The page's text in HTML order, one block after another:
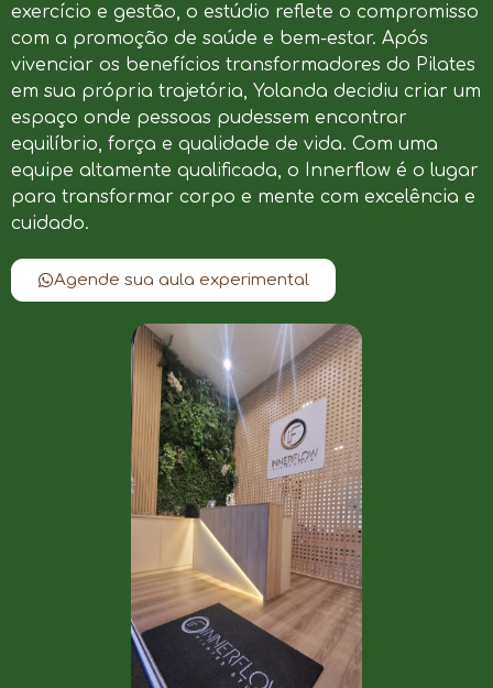
exercício e gestão, o estúdio reflete o compromisso
com a promoção de saúde e bem-estar. Após
vivenciar os benefícios transformadores do Pilates
em sua própria trajetória, Yolanda decidiu criar um
espaço onde pessoas pudessem encontrar
equilíbrio, força e qualidade de vida. Com uma
equipe altamente qualificada, o Innerflow é o lugar
para transformar corpo e mente com excelência e
cuidado.
Agende sua aula experimental